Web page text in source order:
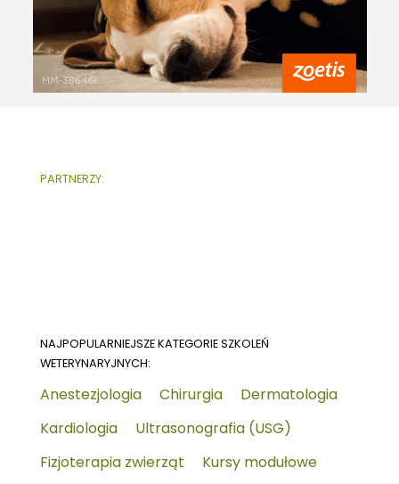
PARTNERZY:
NAJPOPULARNIEJSZE KATEGORIE SZKOLEŃ
WETERYNARYJNYCH:
Anestezjologia Chirurgia
Dermatologia
Kardiologia
Ultrasonografia (USG)
Fizjoterapia zwierząt
Kursy modułowe